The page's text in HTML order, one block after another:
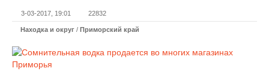
3-03-2017, 19:01 22832
Находка и округ / Приморский край